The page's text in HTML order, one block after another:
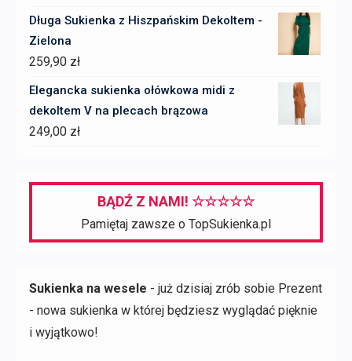
Długa Sukienka z Hiszpańskim Dekoltem -
Zielona
259,90 zł
Elegancka sukienka ołówkowa midi z
dekoltem V na plecach brązowa
249,00 zł
BĄDŹ Z NAMI! ☆☆☆☆☆
Pamiętaj zawsze o TopSukienka.pl
Sukienka na wesele - już dzisiaj zrób sobie Prezent
- nowa sukienka w której będziesz wyglądać pięknie
i wyjątkowo!